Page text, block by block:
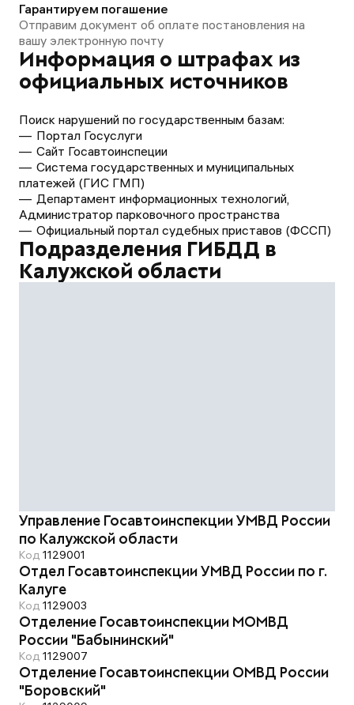
Гарантируем погашение
Отправим документ об оплате постановления на
вашу электронную почту
Информация о штрафах из
официальных источников
Поиск нарушений по государственным базам:
Портал Госуслуги
Сайт Госавтоинспеции
Система государственных и муниципальных
платежей (ГИС ГМП)
Департамент информационных технологий,
Администратор парковочного пространства
Официальный портал судебных приставов (ФССП)
Подразделения ГИБДД в
Калужской области
Управление Госавтоинспекции УМВД России
по Калужской области
Код 1129001
Отдел Госавтоинспекции УМВД России по г.
Калуге
Код 1129003
Отделение Госавтоинспекции МОМВД
России "Бабынинский"
Код 1129007
Отделение Госавтоинспекции ОМВД России
"Боровский"